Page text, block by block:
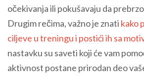
očekivanja ili pokušavaju da
Drugim rečima, važno je znati kako
ciljeve u treningu i postići ih sa
nastavku su saveti koji će vam
aktivnost postane prirodan deo